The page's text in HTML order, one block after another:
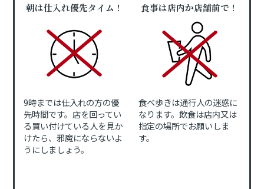
朝は仕入れ優先タイム！
9時までは仕入れの方の優
先時間です。店を回ってい
る買い付けている人を見か
けたら、邪魔にならないよ
うにしましょう。
食事は店内か店舗前で！
食べ歩きは通行人の迷惑に
なります。飲食は店内又は
指定の場所でお願いしま
す。